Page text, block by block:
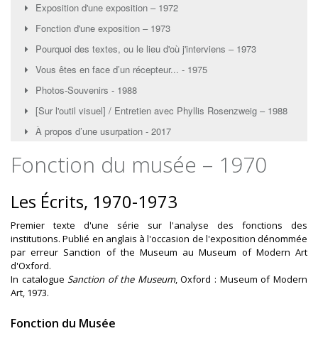
Exposition d'une exposition – 1972
Fonction d'une exposition ‒ 1973
Pourquoi des textes, ou le lieu d'où j'interviens ‒ 1973
Vous êtes en face d’un récepteur... - 1975
Photos-Souvenirs - 1988
[Sur l'outil visuel] / Entretien avec Phyllis Rosenzweig – 1988
À propos d’une usurpation - 2017
Fonction du musée – 1970
Les Écrits, 1970-1973
Premier texte d'une série sur l'analyse des fonctions des
institutions. Publié en anglais à l'occasion de l'exposition dénommée
par erreur Sanction of the Museum au Museum of Modern Art
d'Oxford.
In catalogueSanction of the Museum, Oxford : Museum of Modern
Art, 1973.
Fonction du Musée